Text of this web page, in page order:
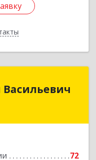
72
Васильевич
Богородицкий р-н,